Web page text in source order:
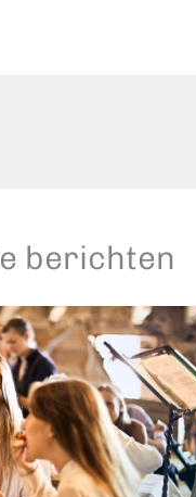
berichten